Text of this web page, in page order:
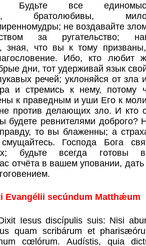
Будьте все
братолюбивы,
не воздавайте
за ругательство;
зная, что вы к тому
Ибо, кто любит
дни, тот удерживай язык
речей; уклоняйся от зла
и стремись к нему, потому
к праведным и уши Его к
против делающих зло. И кто
будете ревнителями доброго?
то вы блаженны; а
Господа Бога
будьте всегда готовы
отчёта в вашем уповании, дать
Evangélii secúndum Matthǽum
Iesus discípulis suis: Nisi
quam scribárum et
cœlórum. Audístis, quia